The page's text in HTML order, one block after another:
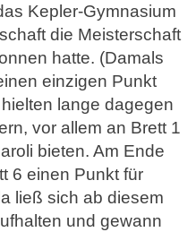
Kepler-Gymnasium
die Meisterschaft
hatte. (Damals
einzigen Punkt
lange dagegen
vor allem an Brett 1
bieten. Am Ende
6 einen Punkt für
ließ sich ab diesem
und gewann